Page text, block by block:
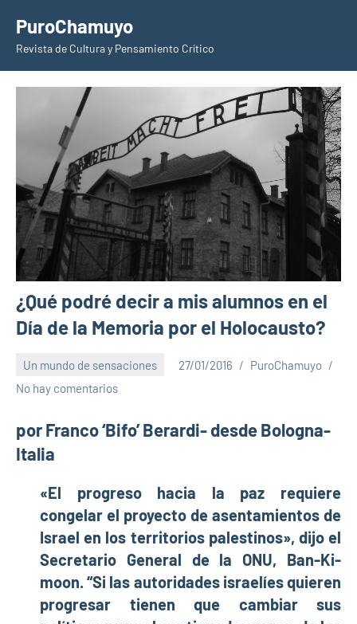
contenido
PuroChamuyo
Revista de Cultura y Pensamiento Crítico
¿Qué podré decir a mis alumnos en el
Día de la Memoria por el Holocausto?
Un mundo de sensaciones 27/01/2016
PuroChamuyo
No hay comentarios
por Franco ‘Bifo’ Berardi- desde Bologna-
Italia
«El progreso hacia la paz requiere
congelar el proyecto de asentamientos de
Israel en los territorios palestinos», dijo el
Secretario General de la ONU, Ban-Ki-
moon. “Si las autoridades israelíes quieren
progresar tienen que cambiar sus